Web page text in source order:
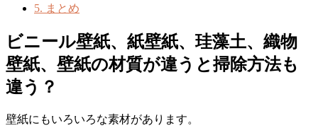
5. まとめ
ビニール壁紙、紙壁紙、珪藻土、織物
壁紙、壁紙の材質が違うと掃除方法も
違う？
壁紙にもいろいろな素材があります。